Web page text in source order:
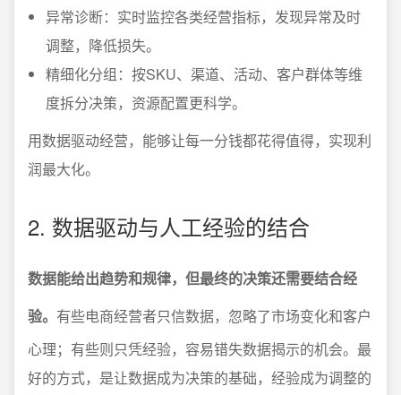
异常诊断：实时监控各类经营指标，发现异常及时
调整，降低损失。
精细化分组：按SKU、渠道、活动、客户群体等维
度拆分决策，资源配置更科学。
用数据驱动经营，能够让每一分钱都花得值得，实现利
润最大化。
2. 数据驱动与人工经验的结合
数据能给出趋势和规律，但最终的决策还需要结合经
验。 有些电商经营者只信数据，忽略了市场变化和客户
心理；有些则只凭经验，容易错失数据揭示的机会。最
好的方式，是让数据成为决策的基础，经验成为调整的